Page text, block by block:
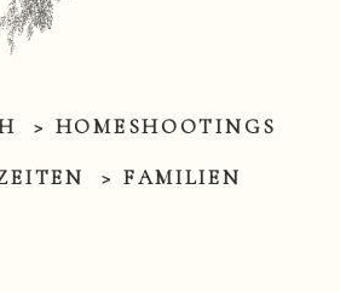
> HOMESHOOTINGS
> FAMILIEN